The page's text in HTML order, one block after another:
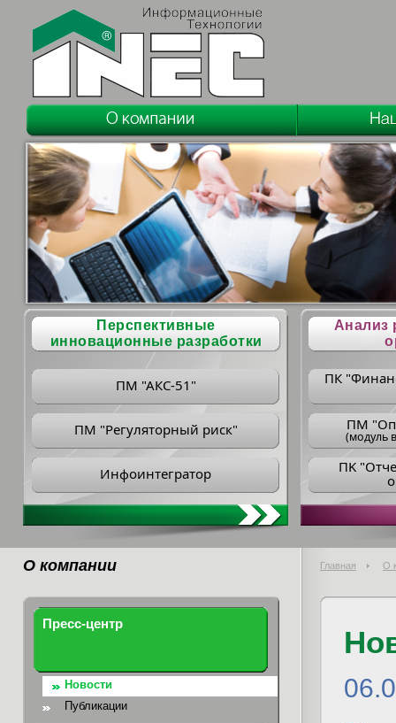
Перспективные
инновационные разработки
ПМ "АКС-51"
ПМ "Регуляторный риск"
Инфоинтегратор
Анализ
ПК
ПM
(модуль
ПK
О компании Главная О
Пресс-центр
Новости
Публикации